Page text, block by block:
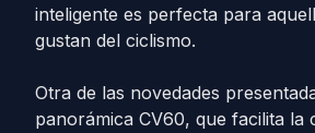
inteligente es perfecta para
gustan del ciclismo.
Otra de las novedades
panorámica CV60, que facilita la